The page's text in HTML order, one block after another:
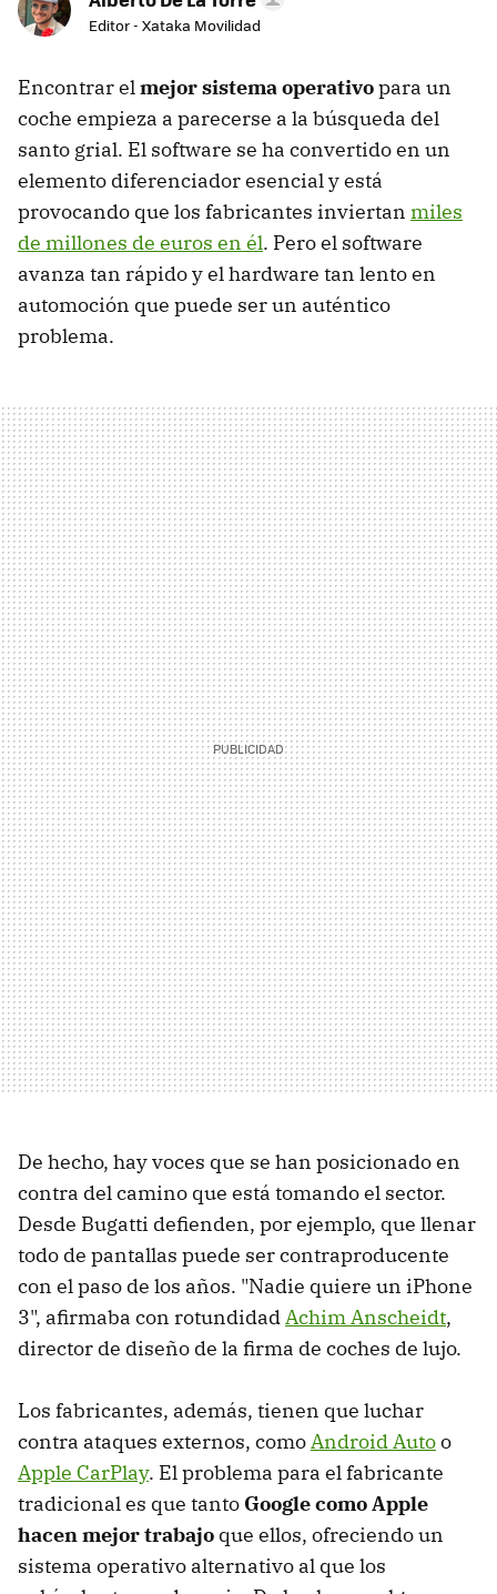
Editor - Xataka Movilidad
Encontrar elmejor sistema operativopara un
coche empieza a parecerse a la búsqueda del
santo grial. El software se ha convertido en un
elemento diferenciador esencial y está
provocando que los fabricantes inviertan miles
de millones de euros en él. Pero el software
avanza tan rápido y el hardware tan lento en
automoción que puede ser un auténtico
problema.
De hecho, hay voces que se han posicionado en
contra del camino que está tomando el sector.
Desde Bugatti defienden, por ejemplo, que llenar
todo de pantallas puede ser contraproducente
con el paso de los años. "Nadie quiere un iPhone
3", afirmaba con rotundidadAchim Anscheidt,
director de diseño de la firma de coches de lujo.
Los fabricantes, además, tienen que luchar
contra ataques externos, comoAndroid Autoo
Apple CarPlay. El problema para el fabricante
tradicional es que tanto Google como Apple
hacen mejor trabajo que ellos, ofreciendo un
sistema operativo alternativo al que los